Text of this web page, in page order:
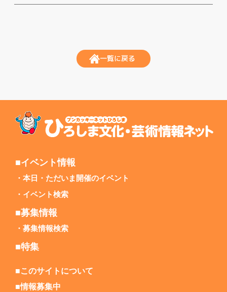
一覧に戻る
■イベント情報
本日・ただいま開催のイベント
イベント検索
■募集情報
募集情報検索
■特集
■このサイトについて
■情報募集中